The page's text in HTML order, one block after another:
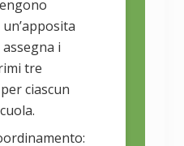
i
tre
ciascun